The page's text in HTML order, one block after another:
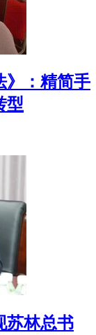
》：精简手
型
苏林总书